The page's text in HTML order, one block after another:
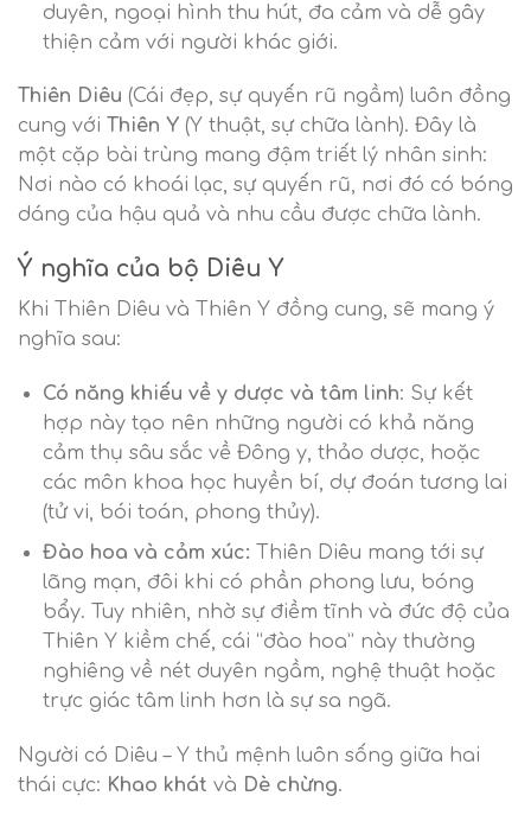
duyên, ngoại hình thu hút, đa cảm và dễ gây
thiện cảm với người khác giới.
Thiên Diêu (Cái đẹp, sự quyến rũ ngầm) luôn đồng
cung với Thiên Y (Y thuật, sự chữa lành). Đây là
một cặp bài trùng mang đậm triết lý nhân sinh:
Nơi nào có khoái lạc, sự quyến rũ, nơi đó có bóng
dáng của hậu quả và nhu cầu được chữa lành.
Ý nghĩa của bộ Diêu Y
Khi Thiên Diêu và Thiên Y đồng cung, sẽ mang ý
nghĩa sau:
Có năng khiếu về y dược và tâm linh: Sự kết
hợp này tạo nên những người có khả năng
cảm thụ sâu sắc về Đông y, thảo dược, hoặc
các môn khoa học huyền bí, dự đoán tương lai
(tử vi, bói toán, phong thủy).
Đào hoa và cảm xúc: Thiên Diêu mang tới sự
lãng mạn, đôi khi có phần phong lưu, bóng
bẩy. Tuy nhiên, nhờ sự điềm tĩnh và đức độ của
Thiên Y kiềm chế, cái “đào hoa” này thường
nghiêng về nét duyên ngầm, nghệ thuật hoặc
trực giác tâm linh hơn là sự sa ngã.
Người có Diêu – Y thủ mệnh luôn sống giữa hai
thái cực: Khao khát và Dè chừng.